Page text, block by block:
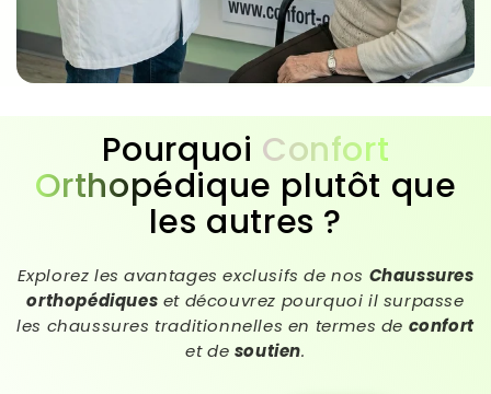
Pourquoi Confort
Orthopédique plutôt que
les autres ?
Explorez les avantages exclusifs de nos Chaussures
orthopédiques et découvrez pourquoi il surpasse
les chaussures traditionnelles en termes de confort
et de soutien.